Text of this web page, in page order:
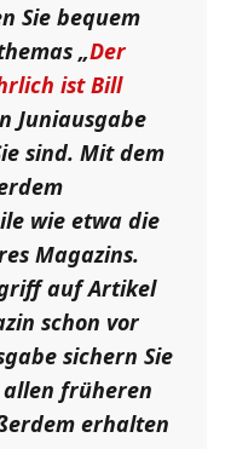
Sie bequem
„Der
ist Bill
Juniausgabe
sind. Mit dem
wie etwa die
Magazins.
auf Artikel
schon vor
sichern Sie
früheren
erhalten